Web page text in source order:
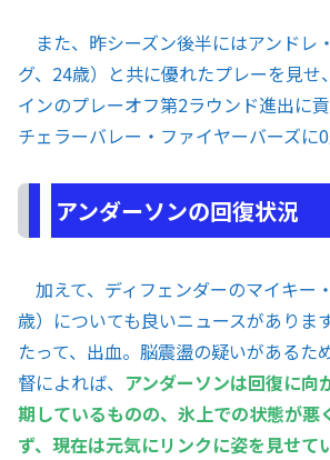
また、昨シーズン後半にはアンドレ
グ、24歳）と共に優れたプレーを見せ
インのプレーオフ第2ラウンド進出に
チェラーバレー・ファイヤーバーズに0
アンダーソンの回復状況
加えて、ディフェンダーのマイキー
歳）についても良いニュースがありま
たって、出血。脳震盪の疑いがあるた
督によれば、 アンダーソンは回復に向
期しているものの、氷上での状態が悪
ず、現在は元気にリンクに姿を見せて